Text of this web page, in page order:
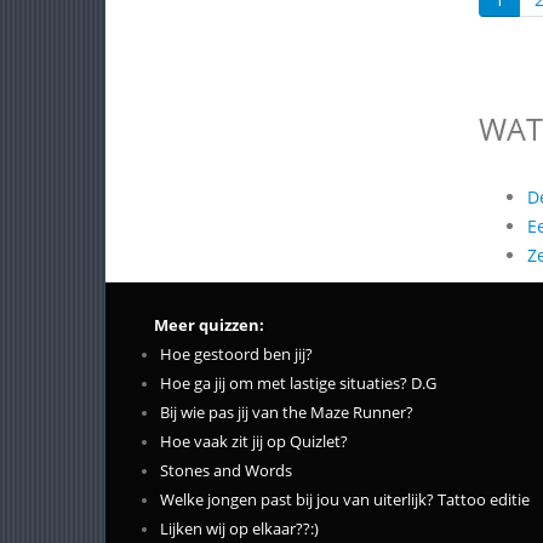
Meer quizzen:
Hoe gestoord ben jij?
Hoe ga jij om met lastige situaties? D.G
Bij wie pas jij van the Maze Runner?
Hoe vaak zit jij op Quizlet?
Stones and Words
Welke jongen past bij jou van uiterlijk? Tattoo editie
Lijken wij op elkaar??:)